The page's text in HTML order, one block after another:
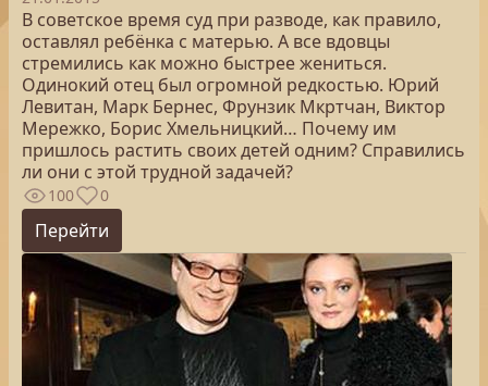
В советское время суд при разводе, как правило,
оставлял ребёнка с матерью. А все вдовцы
стремились как можно быстрее жениться.
Одинокий отец был огромной редкостью. Юрий
Левитан, Марк Бернес, Фрунзик Мкртчан, Виктор
Мережко, Борис Хмельницкий… Почему им
пришлось растить своих детей одним? Справились
ли они с этой трудной задачей?
100 0
Перейти